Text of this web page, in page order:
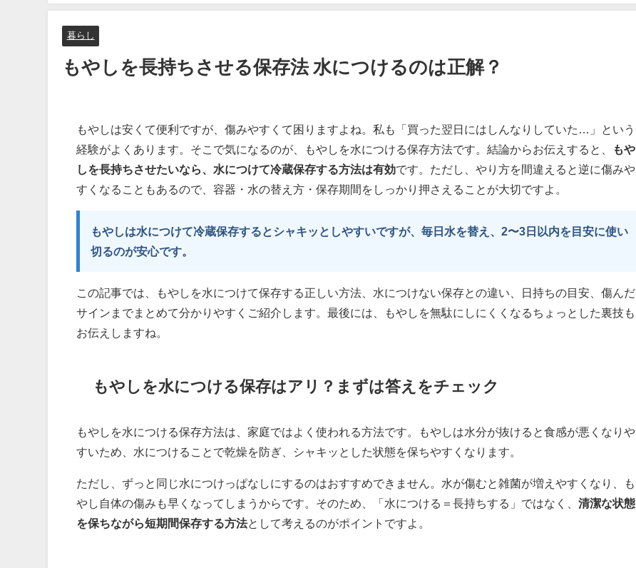
暮らし
もやしを長持ちさせる保存法 水につけるのは正解？
もやしは安くて便利ですが、傷みやすくて困りますよね。私も「買った翌日にはしんなりしていた…」という
経験がよくあります。そこで気になるのが、もやしを水につける保存方法です。結論からお伝えすると、
もや
しを長持ちさせたいなら、水につけて冷蔵保存する方法は有効です。ただし、やり方を間違えると逆に傷みや
すくなることもあるので、容器・水の替え方・保存期間をしっかり押さえることが大切ですよ。
もやしは水につけて冷蔵保存するとシャキッとしやすいですが、毎日水を替え、2〜3日以内を目安に使い
切るのが安心です。
この記事では、もやしを水につけて保存する正しい方法、水につけない保存との違い、日持ちの目安、傷んだ
サインまでまとめて分かりやすくご紹介します。最後には、もやしを無駄にしにくくなるちょっとした裏技も
お伝えしますね。
もやしを水につける保存はアリ？まずは答えをチェック
もやしを水につける保存方法は、家庭ではよく使われる方法です。もやしは水分が抜けると食感が悪くなりや
すいため、水につけることで乾燥を防ぎ、シャキッとした状態を保ちやすくなります。
ただし、ずっと同じ水につけっぱなしにするのはおすすめできません。水が傷むと雑菌が増えやすくなり、も
やし自体の傷みも早くなってしまうからです。そのため、「水につける＝長持ちする」ではなく、清潔な状態
を保ちながら短期間保存する方法として考えるのがポイントですよ。